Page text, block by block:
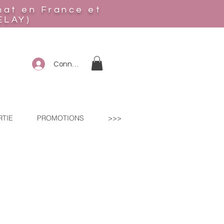
en France et
Connexion
PROMOTIONS >>>